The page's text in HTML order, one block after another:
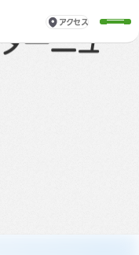
アクセス
ーニュ